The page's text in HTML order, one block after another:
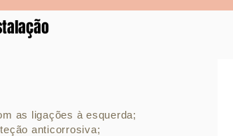
as ligações à esquerda;
anticorrosiva;